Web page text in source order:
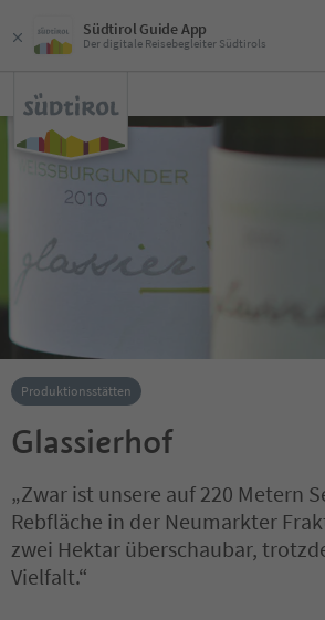
Südtirol Guide App
Der digitale Reisebegleiter Südtirols
Produktionsstätten
Glassierhof
„Zwar ist unsere auf 220 Metern
Rebfläche in der Neumarkter
zwei Hektar überschaubar,
Vielfalt.“